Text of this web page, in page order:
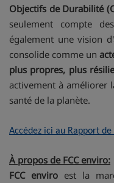
Objectifs de Durabilité
seulement compte
également une vision
consolide comme un
plus propres, plus
activement à améliorer
santé de la planète.
Accédez ici au Rapport
À propos de FCC enviro:
FCC enviro est la